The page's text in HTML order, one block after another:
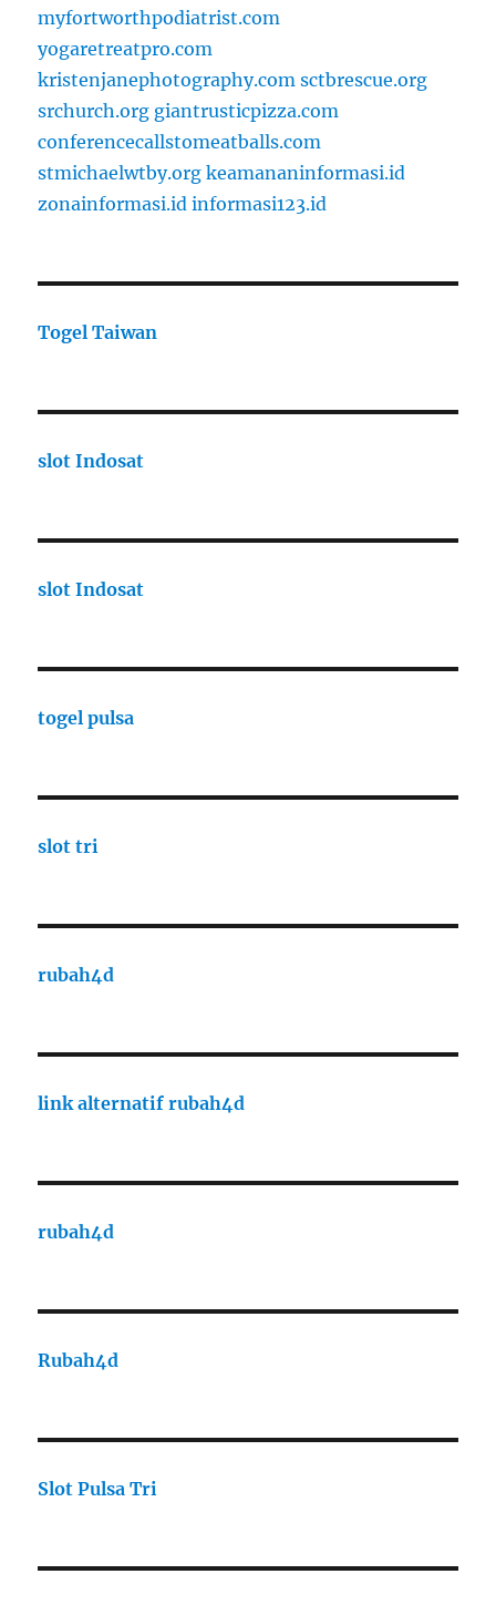
myfortworthpodiatrist.com
yogaretreatpro.com
kristenjanephotography.com sctbrescue.org
srchurch.org giantrusticpizza.com
conferencecallstomeatballs.com
stmichaelwtby.org keamananinformasi.id
zonainformasi.id informasi123.id
Togel Taiwan
slot Indosat
slot Indosat
togel pulsa
slot tri
rubah4d
link alternatif rubah4d
rubah4d
Rubah4d
Slot Pulsa Tri